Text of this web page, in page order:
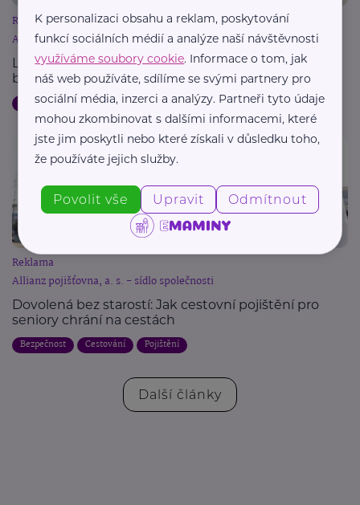
Reklama
Allianz pojišťovna, a. s. - sídlo společnosti
Letní dovolená a pojištění: Jak chránit svůj majetek
během cest
Dovolená Bezpečnost Cestování Pojištění
Reklama
Allianz pojišťovna, a. s. - sídlo společnosti
Dovolená bez starostí: Jak cestovní pojištění pro
seniory chrání na cestách
Bezpečnost Cestování Pojištění
Další články
K personalizaci obsahu a reklam, poskytování
funkcí sociálních médií a analýze naší návštěvnosti
využíváme soubory cookie. Informace o tom, jak
náš web používáte, sdílíme se svými partnery pro
sociální média, inzerci a analýzy. Partneři tyto údaje
mohou zkombinovat s dalšími informacemi, které
jste jim poskytli nebo které získali v důsledku toho,
že používáte jejich služby.
Povolit vše Upravit Odmítnout